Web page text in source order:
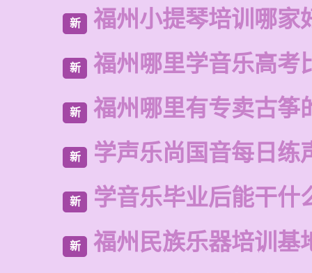
新 福州小提琴培训哪家
新 福州哪里学音乐高考
新 福州哪里有专卖古筝
新 学声乐尚国音每日练
新 学音乐毕业后能干什
新 福州民族乐器培训基